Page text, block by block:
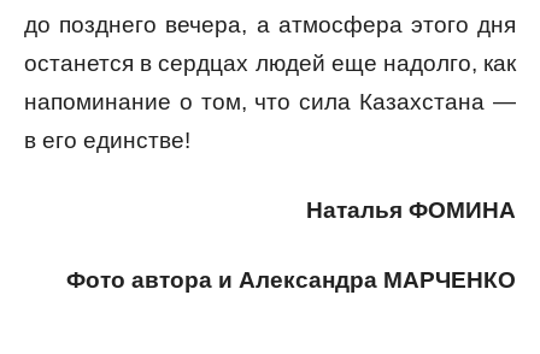
до позднего вечера, а атмосфера этого дня
останется в сердцах людей еще надолго, как
напоминание о том, что сила Казахстана —
в его единстве!
Наталья ФОМИНА
Фото автора и Александра МАРЧЕНКО